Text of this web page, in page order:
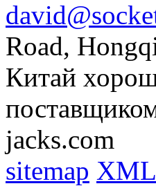
Road,
Китай
jacks.com
sitemap XML